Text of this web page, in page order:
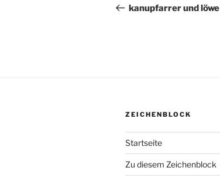
Beitrag
kanupfarrer und löwe
ZEICHENBLOCK
Startseite
Zu diesem Zeichenblock